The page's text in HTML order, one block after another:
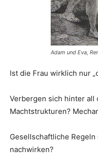
Adam und Eva,
Ist die Frau wirklich nur
Verbergen sich hinter all
Machtstrukturen?
Gesellschaftliche
nachwirken?